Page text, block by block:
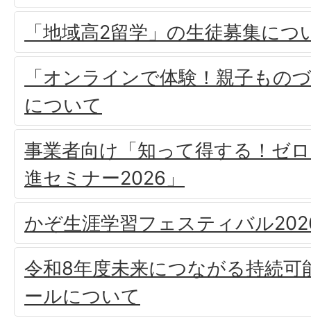
「地域高2留学」の生徒募集につ
「オンラインで体験！親子もの
について
事業者向け「知って得する！ゼ
進セミナー2026」
かぞ生涯学習フェスティバル
令和8年度未来につながる持続可
ールについて